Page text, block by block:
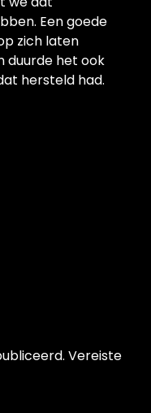
Een goede
zich laten
duurde het ook
hersteld had.
Vereiste